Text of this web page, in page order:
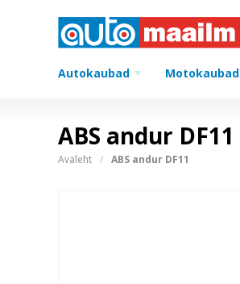
Autokaubad Motokaubad
ABS andur DF11
Avaleht ABS andur DF11